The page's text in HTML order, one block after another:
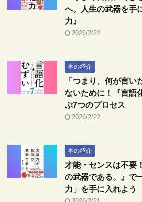
へ。人生の武器を手
力』
2026/2/22
本の紹介
「つまり、何が言い
ないために！『言語
ぶ7つのプロセス
2026/2/22
本の紹介
才能・センスは不要
の武器である。』で
力」を手に入れよう